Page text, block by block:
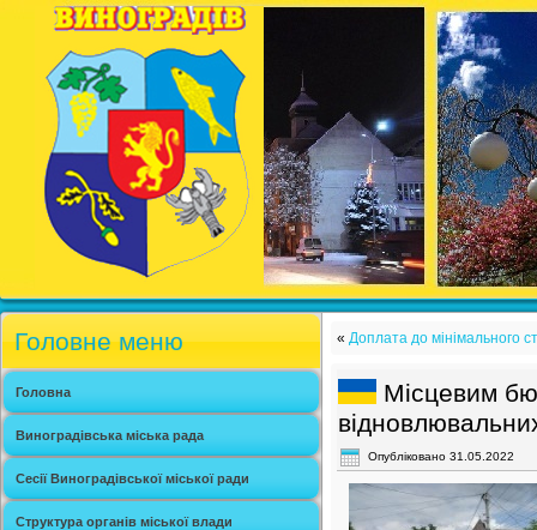
Головне меню
Головна
Виноградівська міська рада
Сесії Виноградівської міської ради
Структура органів міської влади
« Доплата до мінімального
Місцевим
Опубліковано 31.05.2022